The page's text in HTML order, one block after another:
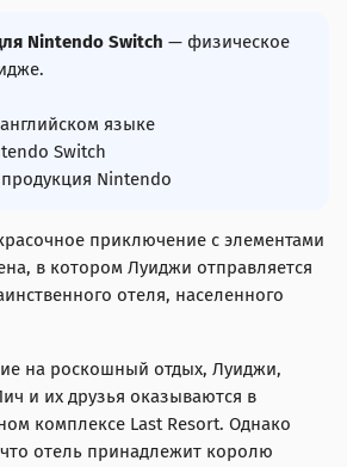
Nintendo Switch — физическое
языке
Switch
Nintendo
приключение с элементами
в котором Луиджи отправляется
отеля, населенного
на роскошный отдых, Луиджи,
и их друзья оказываются в
комплексе Last Resort. Однако
отель принадлежит королю